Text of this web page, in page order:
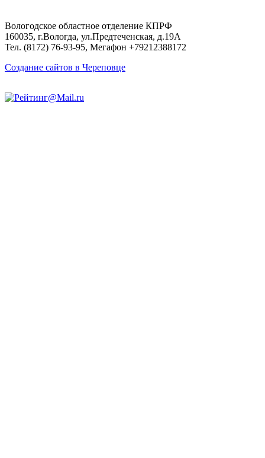
Вологодское областное отделение КПРФ
160035, г.Вологда, ул.Предтеченская, д.19А
Тел. (8172) 76-93-95, Мегафон +79212388172
Создание сайтов в Череповце